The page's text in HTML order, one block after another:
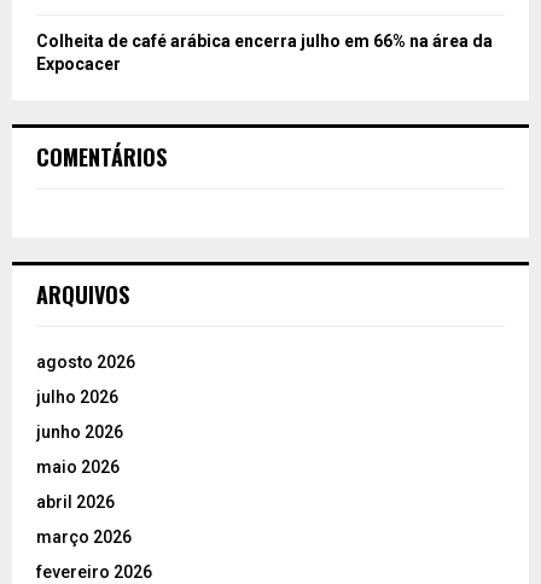
Colheita de café arábica encerra julho em 66% na área da
Expocacer
COMENTÁRIOS
ARQUIVOS
agosto 2026
julho 2026
junho 2026
maio 2026
abril 2026
março 2026
fevereiro 2026